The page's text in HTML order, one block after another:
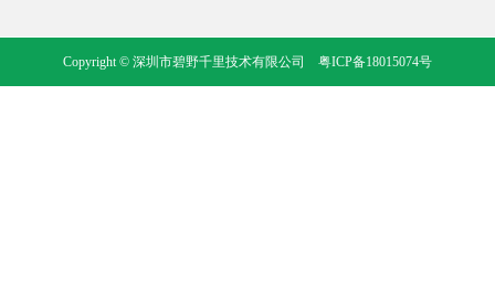
Copyright © 深圳市碧野千里技术有限公司 粤ICP备18015074号